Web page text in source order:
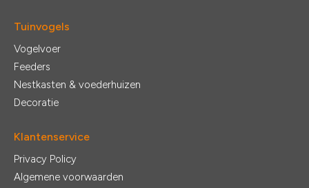
Tuinvogels
Vogelvoer
Feeders
Nestkasten & voederhuizen
Decoratie
Klantenservice
Privacy Policy
Algemene voorwaarden